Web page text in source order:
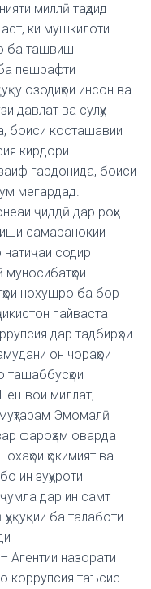
миллӣ таҳдид
ки мушкилоти
ба ташвиш
пешрафти
озодиҳои инсон ва
давлат ва сулҳу
боиси косташавии
кирдори
гардонида, боиси
мегардад.
ҷиддӣ дар роҳи
самаранокии
содир
муносибатҳои
нохушро ба бор
пайваста
дар тадбирҳои
он чораҳои
ташаббусҳои
Пешвои миллат,
Эмомалӣ
фароҳам оварда
ҳокимият ва
ин зуҳуроти
дар ин самт
ба талаботи
Агентии назорати
коррупсия таъсис